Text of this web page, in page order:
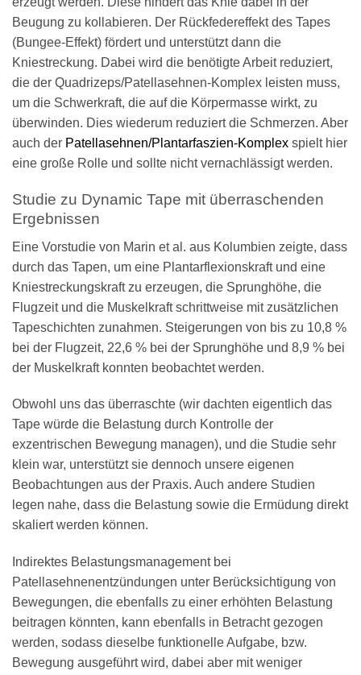
Beugung zu kollabieren. Der Rückfedereffekt des Tapes
(Bungee-Effekt) fördert und unterstützt dann die
Kniestreckung. Dabei wird die benötigte Arbeit reduziert,
die der Quadrizeps/Patellasehnen-Komplex leisten muss,
um die Schwerkraft, die auf die Körpermasse wirkt, zu
überwinden. Dies wiederum reduziert die Schmerzen. Aber
auch der Patellasehnen/Plantarfaszien-Komplex spielt hier
eine große Rolle und sollte nicht vernachlässigt werden.
Studie zu Dynamic Tape mit überraschenden
Ergebnissen
Eine Vorstudie von Marin et al. aus Kolumbien zeigte, dass
durch das Tapen, um eine Plantarflexionskraft und eine
Kniestreckungskraft zu erzeugen, die Sprunghöhe, die
Flugzeit und die Muskelkraft schrittweise mit zusätzlichen
Tapeschichten zunahmen. Steigerungen von bis zu 10,8 %
bei der Flugzeit, 22,6 % bei der Sprunghöhe und 8,9 % bei
der Muskelkraft konnten beobachtet werden.
Obwohl uns das überraschte (wir dachten eigentlich das
Tape würde die Belastung durch Kontrolle der
exzentrischen Bewegung managen), und die Studie sehr
klein war, unterstützt sie dennoch unsere eigenen
Beobachtungen aus der Praxis. Auch andere Studien
legen nahe, dass die Belastung sowie die Ermüdung direkt
skaliert werden können.
Indirektes Belastungsmanagement bei
Patellasehnenentzündungen unter Berücksichtigung von
Bewegungen, die ebenfalls zu einer erhöhten Belastung
beitragen könnten, kann ebenfalls in Betracht gezogen
werden, sodass dieselbe funktionelle Aufgabe, bzw.
Bewegung ausgeführt wird, dabei aber mit weniger